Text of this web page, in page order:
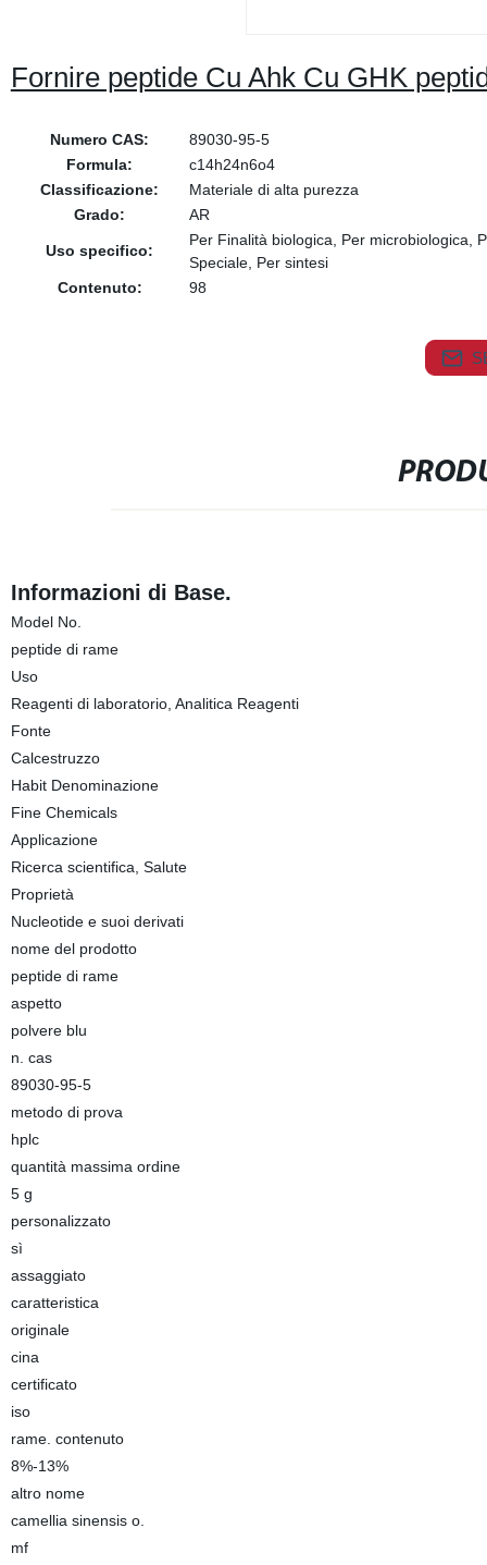
Fornire peptide Cu Ahk Cu GHK
Numero CAS:
89030-95-5
Formula:
c14h24n6o4
Classificazione:
Materiale di alta purezza
Grado:
AR
Uso specifico:
Per Finalità biologica, Per microbiologica,
Speciale, Per sintesi
Contenuto:
98
Informazioni di Base.
Model No.
peptide di rame
Uso
Reagenti di laboratorio, Analitica Reagenti
Fonte
Calcestruzzo
Habit Denominazione
Fine Chemicals
Applicazione
Ricerca scientifica, Salute
Proprietà
Nucleotide e suoi derivati
nome del prodotto
peptide di rame
aspetto
polvere blu
n. cas
89030-95-5
metodo di prova
hplc
quantità massima ordine
5 g
personalizzato
sì
assaggiato
caratteristica
originale
cina
certificato
iso
rame. contenuto
8%-13%
altro nome
camellia sinensis o.
mf